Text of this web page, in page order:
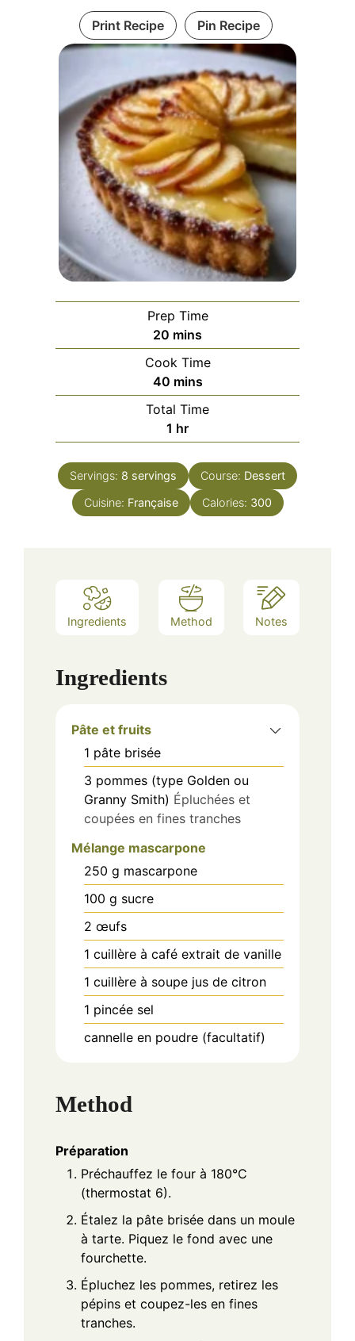
Print Recipe Pin Recipe
Prep Time
20 minutes
mins
Cook Time
40minutes
mins
Total Time
1 hour
hr
Servings: 8 servings Course: Dessert
Cuisine: Française Calories: 300
Ingredients Method Notes
Ingredients
Pâte et fruits
1 pâte brisée
3 pommes (type Golden ou
Granny Smith) Épluchées et
coupées en fines tranches
Mélange mascarpone
250 g mascarpone
100 g sucre
2 œufs
1 cuillère à café extrait de vanille
1 cuillère à soupe jus de citron
1 pincée sel
cannelle en poudre (facultatif)
Method
Préparation
Préchauffez le four à 180°C
(thermostat 6).
Étalez la pâte brisée dans un moule
à tarte. Piquez le fond avec une
fourchette.
Épluchez les pommes, retirez les
pépins et coupez-les en fines
tranches.